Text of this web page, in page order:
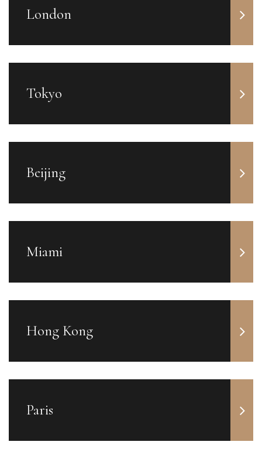
London
Tokyo
Beijing
Miami
Hong Kong
Paris